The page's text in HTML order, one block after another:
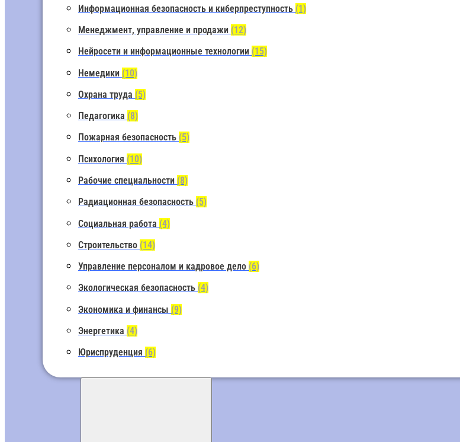
Информационная безопасность и киберпреступность (1)
Менеджмент, управление и продажи (12)
Нейросети и информационные технологии (15)
Немедики (10)
Охрана труда (5)
Педагогика (8)
Пожарная безопасность (5)
Психология (10)
Рабочие специальности (8)
Радиационная безопасность (5)
Социальная работа (4)
Строительство (14)
Управление персоналом и кадровое дело (6)
Экологическая безопасность (4)
Экономика и финансы (9)
Энергетика (4)
Юриспруденция (6)